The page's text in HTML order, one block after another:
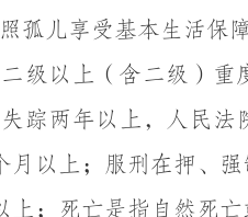
孤儿享受基本生活保
级以上（含二级）
踪两年以上，人民
月以上；服刑在押、
上；死亡是指自然死